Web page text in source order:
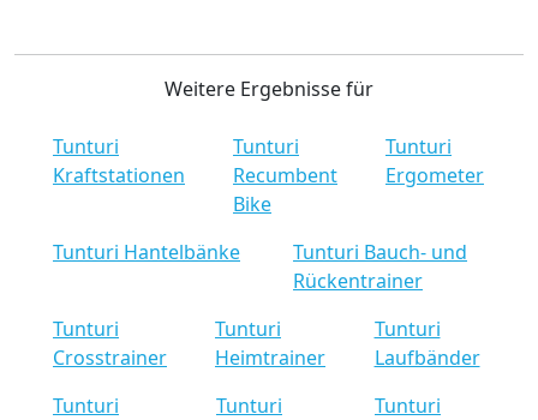
Weitere Ergebnisse für
Tunturi
Kraftstationen
Tunturi
Recumbent
Bike
Tunturi
Ergometer
Tunturi Hantelbänke
Tunturi Bauch- und
Rückentrainer
Tunturi
Crosstrainer
Tunturi
Heimtrainer
Tunturi
Laufbänder
Tunturi
Tunturi
Tunturi